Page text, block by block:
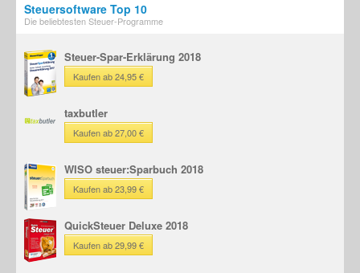
Steuersoftware Top 10
Die beliebtesten Steuer-Programme
Steuer-Spar-Erklärung 2018
Kaufen ab 24,95 €
taxbutler
Kaufen ab 27,00 €
WISO steuer:Sparbuch 2018
Kaufen ab 23,99 €
QuickSteuer Deluxe 2018
Kaufen ab 29,99 €